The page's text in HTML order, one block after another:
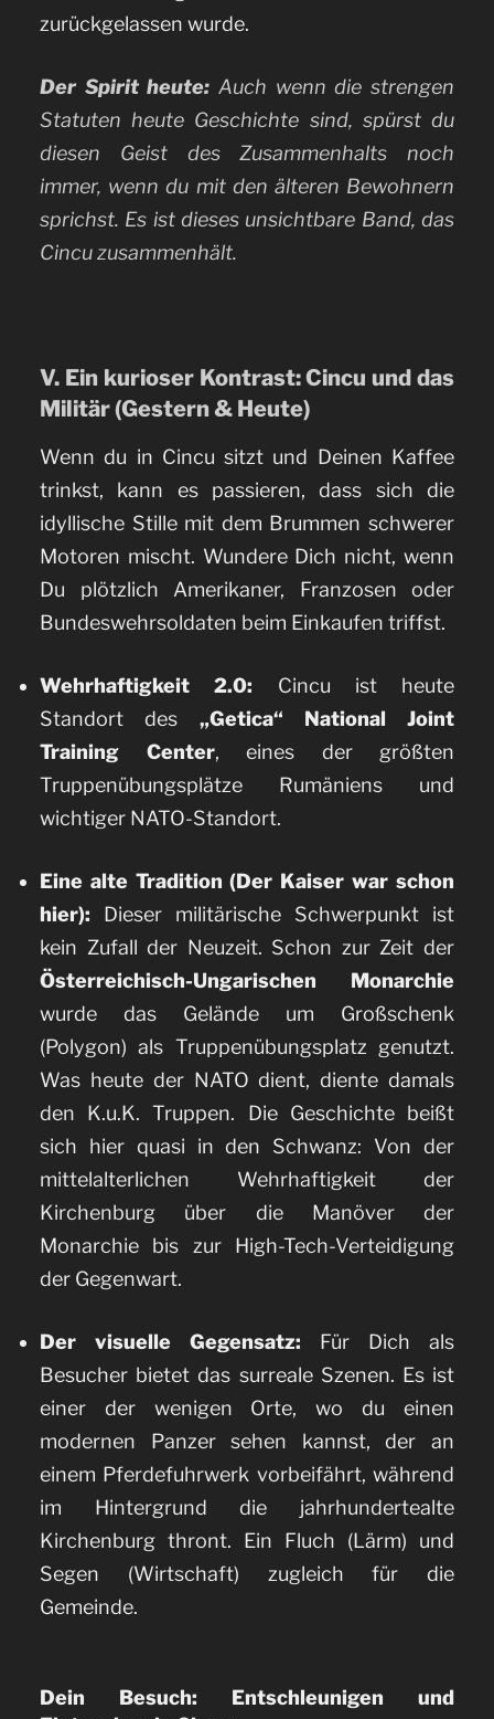
zurückgelassen wurde.
Der Spirit heute: Auch wenn die strengen
Statuten heute Geschichte sind, spürst du
diesen Geist des Zusammenhalts noch
immer, wenn du mit den älteren Bewohnern
sprichst. Es ist dieses unsichtbare Band, das
Cincu zusammenhält.
V. Ein kurioser Kontrast: Cincu und das
Militär (Gestern & Heute)
Wenn du in Cincu sitzt und Deinen Kaffee
trinkst, kann es passieren, dass sich die
idyllische Stille mit dem Brummen schwerer
Motoren mischt. Wundere Dich nicht, wenn
Du plötzlich Amerikaner, Franzosen oder
Bundeswehrsoldaten beim Einkaufen triffst.
Wehrhaftigkeit 2.0: Cincu ist heute
Standort des „Getica“ National Joint
Training Center, eines der größten
Truppenübungsplätze Rumäniens und
wichtiger NATO-Standort.
Eine alte Tradition (Der Kaiser war schon
hier): Dieser militärische Schwerpunkt ist
kein Zufall der Neuzeit. Schon zur Zeit der
Österreichisch-Ungarischen Monarchie
wurde das Gelände um Großschenk
(Polygon) als Truppenübungsplatz genutzt.
Was heute der NATO dient, diente damals
den K.u.K. Truppen. Die Geschichte beißt
sich hier quasi in den Schwanz: Von der
mittelalterlichen Wehrhaftigkeit der
Kirchenburg über die Manöver der
Monarchie bis zur High-Tech-Verteidigung
der Gegenwart.
Der visuelle Gegensatz: Für Dich als
Besucher bietet das surreale Szenen. Es ist
einer der wenigen Orte, wo du einen
modernen Panzer sehen kannst, der an
einem Pferdefuhrwerk vorbeifährt, während
im Hintergrund die jahrhundertealte
Kirchenburg thront. Ein Fluch (Lärm) und
Segen (Wirtschaft) zugleich für die
Gemeinde.
Dein Besuch: Entschleunigen und